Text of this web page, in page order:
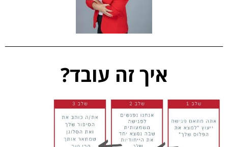
איך זה עובד?